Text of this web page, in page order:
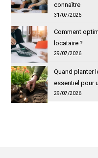
connaître
31/07/2026
Comment
locataire ?
29/07/2026
Quand planter
essentiel pour
29/07/2026